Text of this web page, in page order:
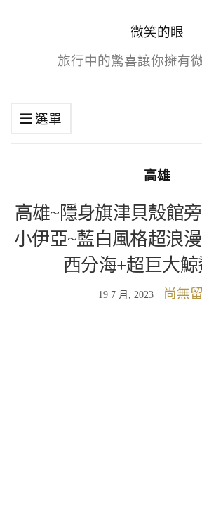
微笑的眼
旅行中的驚喜讓你擁有
選單
高雄
高雄~隱身旗津貝殼館
小伊亞~藍白風格超浪
西分海+超巨大
19 7 月, 2023 尚無